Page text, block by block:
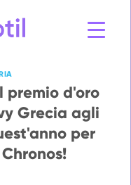
premio d'oro
Grecia agli
per